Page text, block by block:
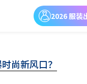
2026 服装
尚新风口？